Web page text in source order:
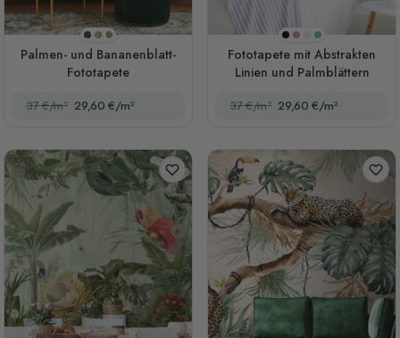
Stil 1
Stil 2
Stil 3
Palmen- und Bananenblatt-
Fototapete
37 €/m² 29,60 €/m²
Schwarz
BraunRosa
Grün
Fototapete mit Abstrakten
Linien und Palmblättern
37 €/m² 29,60 €/m²